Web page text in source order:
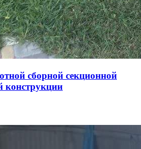
сборной секционной
конструкции